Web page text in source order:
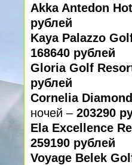
Akka Antedon
рублей
Kaya Palazzo
168640 рублей
Gloria Golf
рублей
Cornelia
ночей – 203290
Ela Excellence
259190 рублей
Voyage Belek